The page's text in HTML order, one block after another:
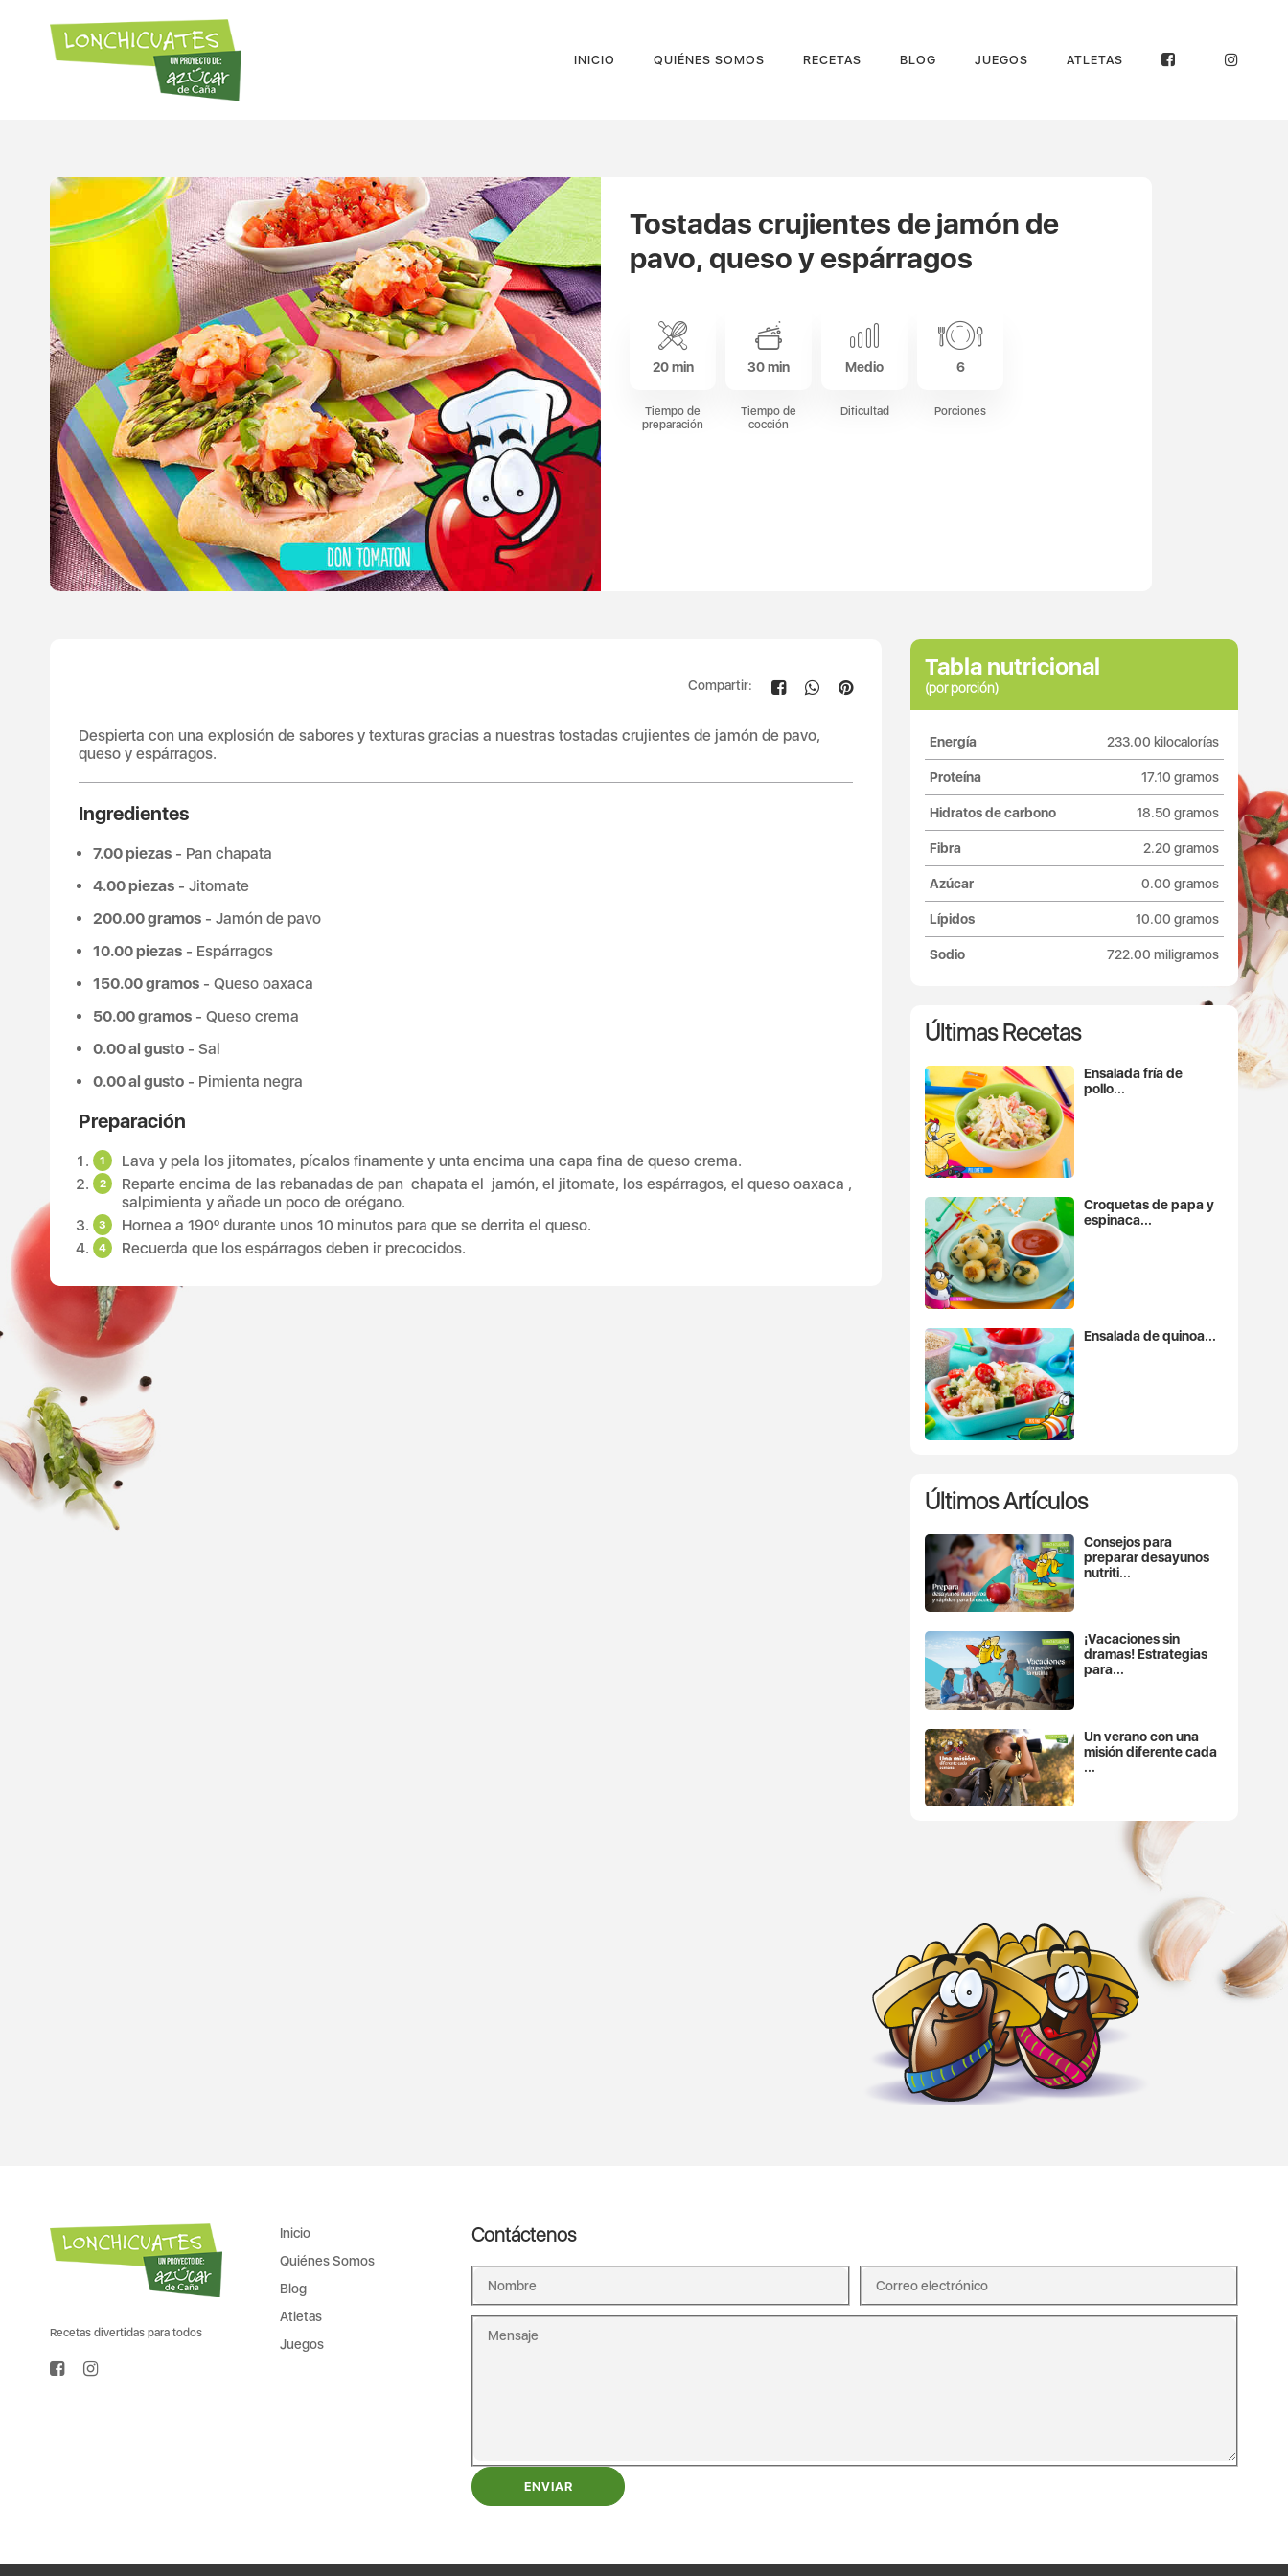
INICIO QUIÉNES SOMOS RECETAS BLOG JUEGOS ATLETAS
Tostadas crujientes de jamón de
pavo, queso y espárragos
20 min
Tiempo de
preparación
30 min
Tiempo de
cocción
Medio
Dificultad
6
Porciones
Compartir:
Despierta con una explosión de sabores y texturas gracias a nuestras tostadas crujientes de jamón de pavo,
queso y espárragos.
Ingredientes
7.00 piezas - Pan chapata
4.00 piezas - Jitomate
200.00 gramos - Jamón de pavo
10.00 piezas - Espárragos
150.00 gramos - Queso oaxaca
50.00 gramos - Queso crema
0.00 al gusto - Sal
0.00 al gusto - Pimienta negra
Preparación
Lava y pela los jitomates, pícalos finamente y unta encima una capa fina de queso crema.
Reparte encima de las rebanadas de pan chapata el jamón, el jitomate, los espárragos, el queso oaxaca ,
salpimienta y añade un poco de orégano.
Hornea a 190º durante unos 10 minutos para que se derrita el queso.
Recuerda que los espárragos deben ir precocidos.
Tabla nutricional
(por porción)
Energía 233.00 kilocalorías
Proteína 17.10 gramos
Hidratos de carbono 18.50 gramos
Fibra 2.20 gramos
Azúcar 0.00 gramos
Lípidos 10.00 gramos
Sodio 722.00 miligramos
Últimas Recetas
Ensalada fría de
pollo...
Croquetas de papa y
espinaca...
Ensalada de quinoa...
Últimos Artículos
Consejos para
preparar desayunos
nutriti...
¡Vacaciones sin
dramas! Estrategias
para...
Un verano con una
misión diferente cada
...
Recetas divertidas para todos
Inicio
Quiénes Somos
Blog
Atletas
Juegos
Contáctenos
ENVIAR